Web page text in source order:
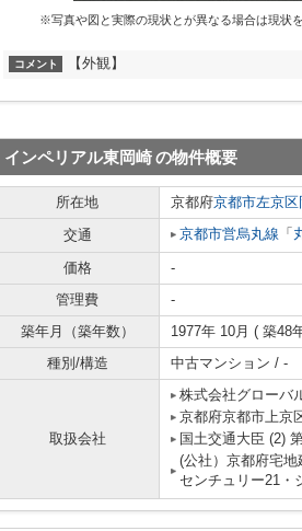
※写真や図と実際の現状とが異なる場合は現状
コメント 【外観】
インペリアル東岡崎の物件概要
所在地 京都府京都市左京区
交通
京都市営烏丸線 「
価格 -
管理費
-
築年月（築年数）
1977年 10月 ( 築48
種別/構造
中古マンション / -
取扱会社
株式会社グロー
京都府京都市上京
国土交通大臣 (2)
(公社）京都府宅地
センチュリー21・